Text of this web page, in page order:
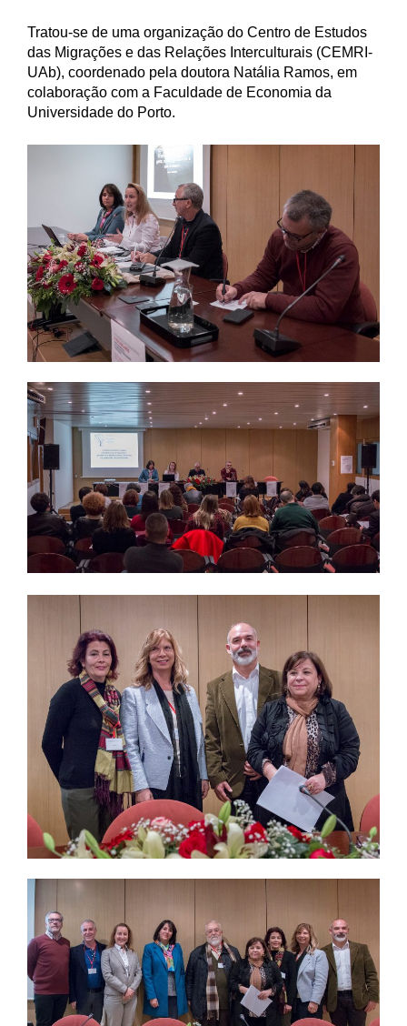
Tratou-se de uma organização do Centro de Estudos
das Migrações e das Relações Interculturais (CEMRI-
UAb), coordenado pela doutora Natália Ramos, em
colaboração com a Faculdade de Economia da
Universidade do Porto.